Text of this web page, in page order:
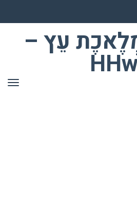
עֵץ –